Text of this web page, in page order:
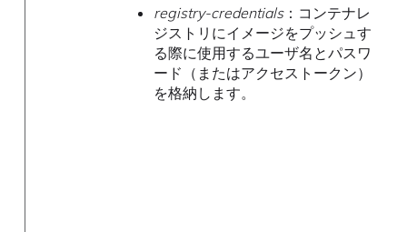
registry-credentials：コンテナレ
ジストリにイメージをプッシュす
る際に使用するユーザ名とパスワ
ード（またはアクセストークン）
を格納します。